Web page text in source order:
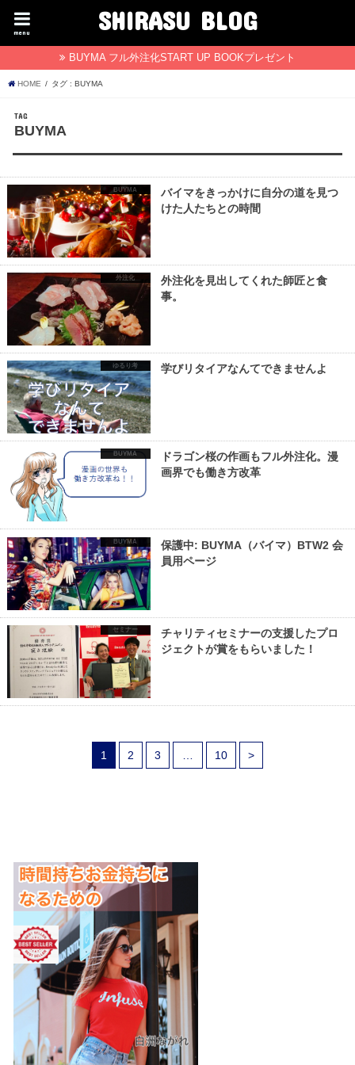
SHIRASU BLOG
menu
BUYMA フル外注化START UP BOOKプレゼント
HOME タグ : BUYMA
TAG
BUYMA
BUYMA
バイマをきっかけに自分の道を見つ
けた人たちとの時間
外注化
外注化を見出してくれた師匠と食
事。
ゆるり考 学びリタイアなんてできませんよ
BUYMA
ドラゴン桜の作画もフル外注化。漫
画界でも働き方改革
BUYMA
保護中: BUYMA（バイマ）BTW2 会
員用ページ
セミナー
チャリティセミナーの支援したプロ
ジェクトが賞をもらいました！
1 2 3 … 10 >